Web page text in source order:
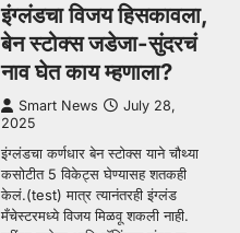
इंग्लंडचा विजय हिसकावला,
बेन स्टोक्स जडेजा-सुंदरचं
नाव घेत काय म्हणाला?
Smart News
July 28,
2025
इंग्लंडचा कर्णधार बेन स्टोक्स याने चौथ्या
कसोटीत 5 विकेट्स घेण्यासह शतकही
केलं.(test) मात्र त्यानंतरही इंग्लंड
मँचेस्टरमध्ये विजय मिळवू शकली नाही.